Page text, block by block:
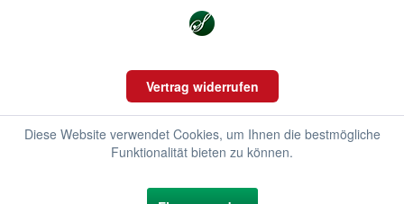
Vertrag widerrufen
Diese Website verwendet Cookies, um Ihnen die bestmögliche
Funktionalität bieten zu können.